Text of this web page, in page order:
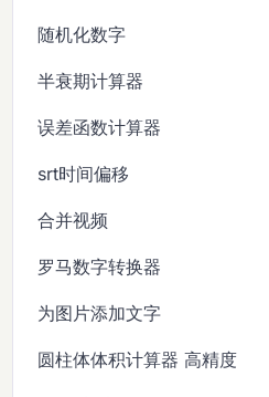
随机化数字
半衰期计算器
误差函数计算器
srt时间偏移
合并视频
罗马数字转换器
为图片添加文字
圆柱体体积计算器 高精度